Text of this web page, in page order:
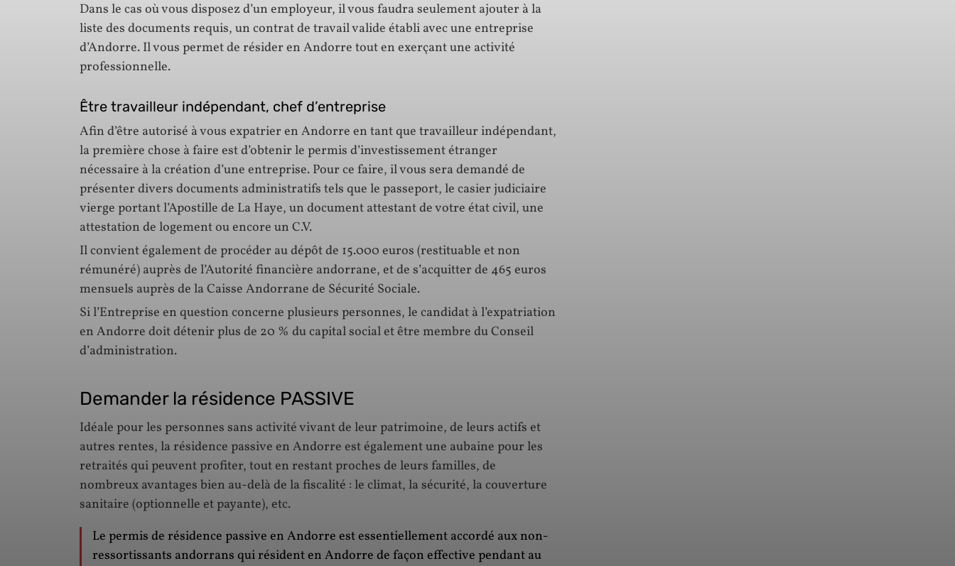
Dans le cas où vous disposez d’un employeur, il vous faudra seulement ajouter à la
liste des documents requis, un contrat de travail valide établi avec une entreprise
d’Andorre. Il vous permet de résider en Andorre tout en exerçant une activité
professionnelle.
Être travailleur indépendant, chef d’entreprise
Afin d’être autorisé à vous expatrier en Andorre en tant que travailleur indépendant,
la première chose à faire est d’obtenir le permis d’investissement étranger
nécessaire à la création d’une entreprise. Pour ce faire, il vous sera demandé de
présenter divers documents administratifs tels que le passeport, le casier judiciaire
vierge portant l’Apostille de La Haye, un document attestant de votre état civil, une
attestation de logement ou encore un C.V.
Il convient également de procéder au dépôt de 15.000 euros (restituable et non
rémunéré) auprès de l’Autorité financière andorrane, et de s’acquitter de 465 euros
mensuels auprès de la Caisse Andorrane de Sécurité Sociale.
Si l’Entreprise en question concerne plusieurs personnes, le candidat à l’expatriation
en Andorre doit détenir plus de 20 % du capital social et être membre du Conseil
d’administration.
Demander la résidence PASSIVE
Idéale pour les personnes sans activité vivant de leur patrimoine, de leurs actifs et
autres rentes, la résidence passive en Andorre est également une aubaine pour les
retraités qui peuvent profiter, tout en restant proches de leurs familles, de
nombreux avantages bien au-delà de la fiscalité : le climat, la sécurité, la couverture
sanitaire (optionnelle et payante), etc.
Le permis de résidence passive en Andorre est essentiellement accordé aux non-
ressortissants andorrans qui résident en Andorre de façon effective pendant au